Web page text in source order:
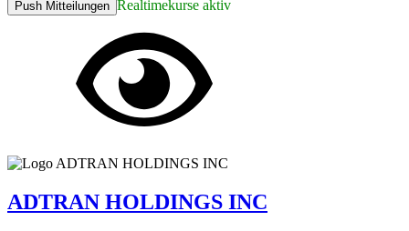
Push Mitteilungen Realtimekurse aktiv
ADTRAN HOLDINGS INC